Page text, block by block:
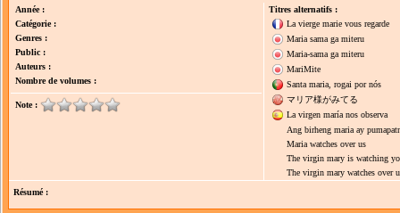
Année :
Catégorie :
Genres :
Public :
Auteurs :
Nombre de volumes :
Note :
Titres alternatifs :
La vierge marie vous regarde
Maria sama ga miteru
Maria-sama ga miteru
MariMite
Santa maria, rogai por nós
マリア様がみてる
La virgen maría nos observa
Ang birheng maria ay
Maria watches over us
The virgin mary is watching
The virgin mary watches over
Résumé :